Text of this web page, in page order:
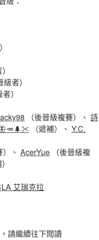
者）
）
（後晉級複賽）、 詩
（遞補）、 Y.C.
、 AcerYue （後晉級複
艾瑞克拉
請繼續往下閱讀